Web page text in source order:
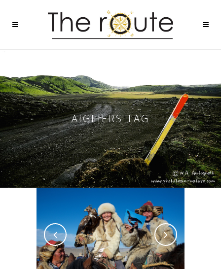
AIGLIERS TAG